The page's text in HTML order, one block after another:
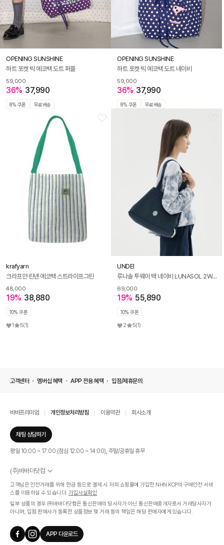
OPENING SUNSHINE
하트 포켓 빅 에코백 도트 퍼플
59,000
36% 37,990
8% 쿠폰 무료배송
OPENING SUNSHINE
하트 포켓 빅 에코백 도트 네이비
59,000
36% 37,990
8% 쿠폰 무료배송
krafyarn
크라프얀 린넨 에코백 스트라이프그린
48,000
19% 38,880
10% 쿠폰
1 5(1)
UNDEI
루나솔 투웨이 백 네이비 LUNASOL 2WAY BAG navy
69,000
19% 55,890
10% 쿠폰
2 5(1)
고객센터 멤버십 혜택 APP 전용 혜택 입점/제휴문의
바바프리미엄 개인정보처리방침 이용약관 회사소개
채팅 상담하기
평일 10:00 ~ 17:00 (점심 12:00 ~ 14:00), 주말/공휴일 휴무
(주)바바더닷컴
서울특별시 서초구 신반포로 339, 논현빌딩 (대표이사 : 문인식)
사업자 등록번호 569-86-01308
통신판매업신고번호 제 2019 - 서울 서초 - 1268호
개인정보관리책임자 : 김효영
인증범위
온라인 쇼핑몰 서비스(바바더닷컴)
유효기간
2024.07.17 ~ 2027.07.16
고객님은 안전거래를 위해 현금 등으로 결제 시 저희 쇼핑몰에 가입한 NHN KCP의 구매안전 서비
스를 이용하실 수 있습니다. 가입사실확인
일부 상품의 경우 ㈜바바더닷컴은 통신판매의 당사자가 아닌 통신판매중개자로서 거래당사자가
아니며, 입점 판매사가 등록한 상품정보 및 거래 등의 책임은 해당 판매자에게 있습니다.
APP 다운로드